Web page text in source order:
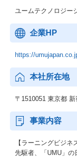
ユームテクノロジー
企業HP
https://
本社所在地
〒1510051 東京都
事業内容
【ラーニングビジ
先駆者、「UMU」の